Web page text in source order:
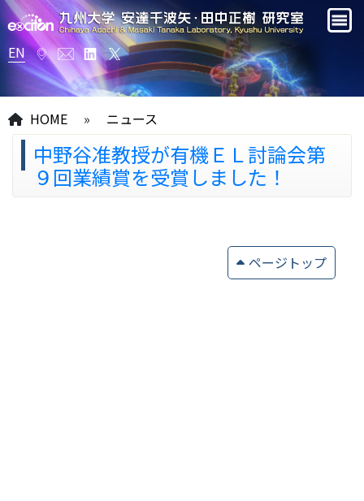
EN
HOME » ニュース
中野谷准教授が有機ＥＬ討論会第
９回業績賞を受賞しました！
ページトップ